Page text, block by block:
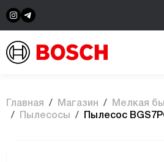
Главная Магазин
Мелкая
Пылесосы
Пылесос